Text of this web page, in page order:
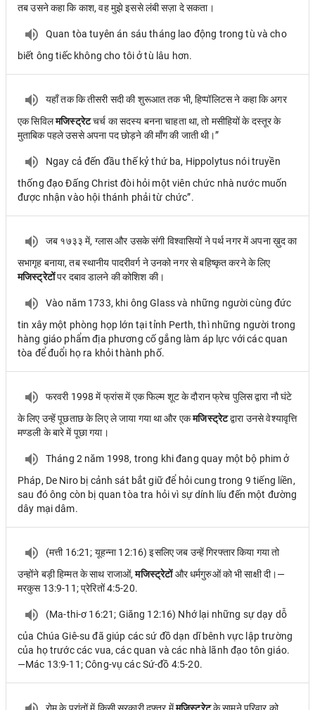
तब उसने कहा कि काश, वह मुझे इससे लंबी सज़ा दे सकता।
Quan tòa tuyên án sáu tháng lao động trong tù và cho
biết ông tiếc không cho tôi ở tù lâu hơn.
यहाँ तक कि तीसरी सदी की शुरूआत तक भी, हिप्पॉलिटस ने कहा कि अगर
एक सिविलमजिस्ट्रेटचर्च का सदस्य बनना चाहता था, तो मसीहियों के दस्तूर के
मुताबिक पहले उससे अपना पद छोड़ने की माँग की जाती थी।”
Ngay cả đến đầu thế kỷ thứ ba, Hippolytus nói truyền
thống đạo Đấng Christ đòi hỏi một viên chức nhà nước muốn
được nhận vào hội thánh phải từ chức”.
जब १७३३ में, ग्लास और उसके संगी विश्वासियों ने पर्थ नगर में अपना ख़ुद का
सभागृह बनाया, तब स्थानीय पादरीवर्ग ने उनको नगर से बहिष्कृत करने के लिए
मजिस्ट्रेटोंपर दबाव डालने की कोशिश की।
Vào năm 1733, khi ông Glass và những người cùng đức
tin xây một phòng họp lớn tại tỉnh Perth, thì những người trong
hàng giáo phẩm địa phương cố gắng làm áp lực với các quan
tòa để đuổi họ ra khỏi thành phố.
फरवरी 1998 में फ्रांस में एक फिल्म शूट के दौरान फ्रेच पुलिस द्वारा नौ घंटे
के लिए उन्हें पूछताछ के लिए ले जाया गया था और एकमजिस्ट्रेटद्वारा उनसे वेश्यावृत्ति
मण्डली के बारे में पूछा गया।
Tháng 2 năm 1998, trong khi đang quay một bộ phim ở
Pháp, De Niro bị cảnh sát bắt giữ để hỏi cung trong 9 tiếng liền,
sau đó ông còn bị quan tòa tra hỏi vì sự dính líu đến một đường
dây mại dâm.
(मत्ती 16:21; यूहन्ना 12:16) इसलिए जब उन्हें गिरफ्तार किया गया तो
उन्होंने बड़ी हिम्मत के साथ राजाओं,मजिस्ट्रेटोंऔर धर्मगुरुओं को भी साक्षी दी।—
मरकुस 13:9-11; प्रेरितों 4:5-20.
(Ma-thi-ơ 16:21; Giăng 12:16) Nhớ lại những sự dạy dỗ
của Chúa Giê-su đã giúp các sứ đồ dạn dĩ bênh vực lập trường
của họ trước các vua, các quan và các nhà lãnh đạo tôn giáo.
—Mác 13:9-11; Công-vụ các Sứ-đồ 4:5-20.
रोम के प्रांतों में किसी सरकारी दफ्तर मेंमजिस्ट्रेटके सामने परिवार को